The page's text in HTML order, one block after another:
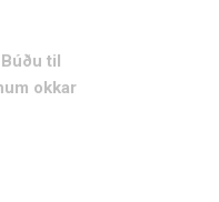
til
okkar